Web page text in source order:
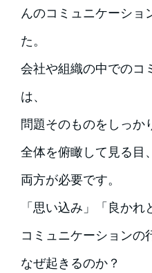
んのコミュニケーショ
た。
会社や組織の中でのコ
は、
問題そのものをしっか
全体を俯瞰して見る目、
両方が必要です。
「思い込み」「良かれ
コミュニケーションの
なぜ起きるのか？